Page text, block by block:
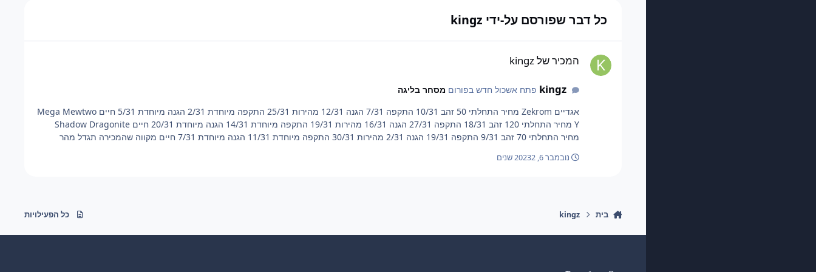
כל דבר שפורסם על-ידי kingz
המכיר של kingz
kingz פתח אשכול חדש בפורום מסחר בליגה
אגדיים Zekrom מחיר התחלתי 50 זהב 10/31 התקפה 7/31 הגנה 12/31 מהירות 25/31 התקפה מיוחדת 2/31 הגנה מיוחדת 5/31 חיים Mega Mewtwo
Y מחיר התחלתי 120 זהב 18/31 התקפה 27/31 הגנה 16/31 מהירות 19/31 התקפה מיוחדת 14/31 הגנה מיוחדת 20/31 חיים Shadow Dragonite
מחיר התחלתי 70 זהב 9/31 התקפה 19/31 הגנה 2/31 מהירות 30/31 התקפה מיוחדת 11/31 הגנה מיוחדת 7/31 חיים מקווה שהמכירה תגדל מהר
נובמבר 6, 2023 2 שנים
בית kingz כל הפעילויות
Light Mode
Dark Mode
System Preference